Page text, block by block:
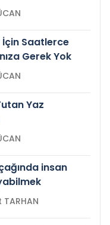
Saatlerce
Gerek Yok
Yaz
insan
Prof.Dr. Nevzat TARHAN